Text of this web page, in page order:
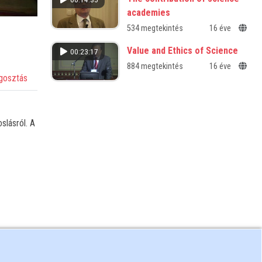
A
The case of cervical cancer in the
Amazon jungle
academies
534 megtekintés 16 éve
00:23:17 Value and Ethics of Science
884 megtekintés 16 éve